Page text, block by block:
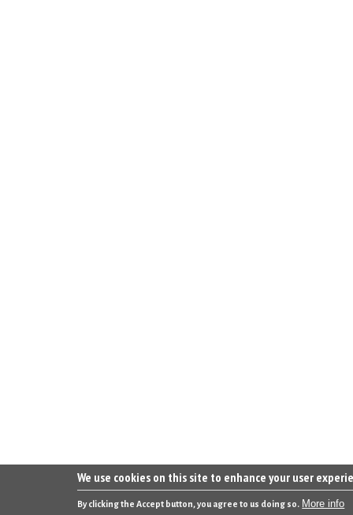
We use cookies on this site to enhance your user
By clicking the Accept button, you agree to us doing so. More info